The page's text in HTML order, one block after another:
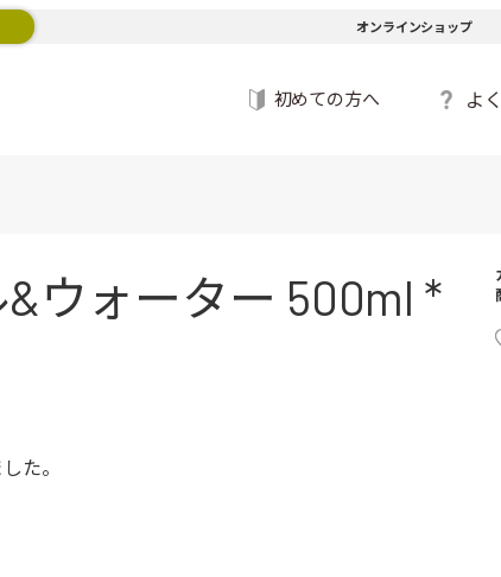
オンラインショップ
初めての方へ よ
ウォーター 500ml *
た。